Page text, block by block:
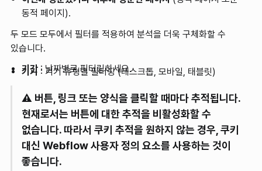
동적 페이지).
두 모드 모두에서 필터를 적용하여 분석을 더욱 구체화할 수
있습니다.
기간: 날짜별로 필터링하세요.
기기: 기기 유형별 필터링 (데스크톱, 모바일, 태블릿)
⚠️ 버튼, 링크 또는 양식을 클릭할 때마다 추적됩니다.
현재로서는 버튼에 대한 추적을 비활성화할 수
없습니다. 따라서 쿠키 추적을 원하지 않는 경우, 쿠키
대신 Webflow 사용자 정의 요소를 사용하는 것이
좋습니다.